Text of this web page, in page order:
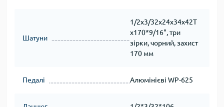
Шатуни
1/2х3/32х24х34х42T
х170*9/16", три
зірки, чорний, захист
170 мм
Педалі Алюмінієві WP-625